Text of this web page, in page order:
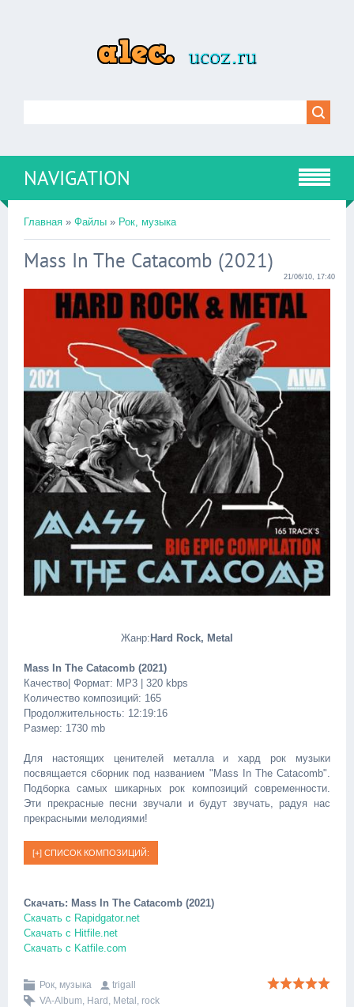
NAVIGATION
Главная » Файлы » Рок, музыка
Mass In The Catacomb (2021)
21/06/10, 17:40
Жанр: Hard Rock, Metal
Mass In The Catacomb (2021)
Качество| Формат: MP3 | 320 kbps
Количество композиций: 165
Продолжительность: 12:19:16
Размер: 1730 mb
Для настоящих ценителей металла и хард рок музыки
посвящается сборник под названием "Mass In The Catacomb".
Подборка самых шикарных рок композиций современности.
Эти прекрасные песни звучали и будут звучать, радуя нас
прекрасными мелодиями!
Скачать: Mass In The Catacomb (2021)
Скачать с Rapidgator.net
Скачать с Hitfile.net
Скачать с Katfile.com
Рок, музыка
trigall
VA-Album, Hard , Metal , rock